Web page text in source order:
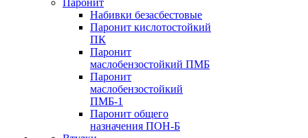
Паронит
Набивки безасбестовые
Паронит кислотостойкий
ПК
Паронит
маслобензостойкий ПМБ
Паронит
маслобензостойкий
ПМБ-1
Паронит общего
назначения ПОН-Б